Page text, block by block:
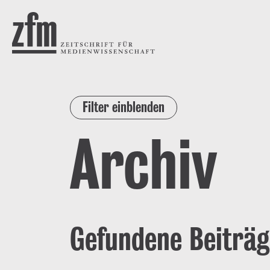
ZEITSCHRIFT FÜR
MEDIENWISSENSCHAFT
Filter einblenden
Archiv
Gefundene